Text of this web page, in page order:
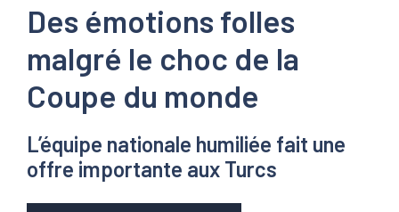
Des émotions folles
malgré le choc de la
Coupe du monde
L’équipe nationale humiliée fait une
offre importante aux Turcs